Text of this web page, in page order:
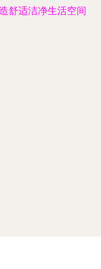
舒适洁净生活空间